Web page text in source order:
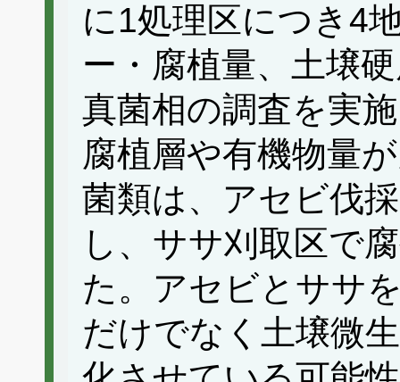
に1処理区につき4
ー・腐植量、土壌
真菌相の調査を実
腐植層や有機物量
菌類は、アセビ伐
し、ササ刈取区で
た。アセビとササ
だけでなく土壌微